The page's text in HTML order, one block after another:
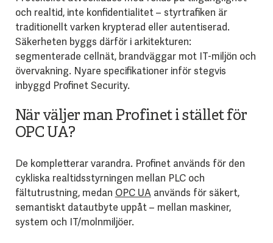
och realtid, inte konfidentialitet – styrtrafiken är
traditionellt varken krypterad eller autentiserad.
Säkerheten byggs därför i arkitekturen:
segmenterade cellnät, brandväggar mot IT-miljön och
övervakning. Nyare specifikationer inför stegvis
inbyggd Profinet Security.
När väljer man Profinet i stället för
OPC UA?
De kompletterar varandra. Profinet används för den
cykliska realtidsstyrningen mellan PLC och
fältutrustning, medan OPC UAanvänds för säkert,
semantiskt datautbyte uppåt – mellan maskiner,
system och IT/molnmiljöer.